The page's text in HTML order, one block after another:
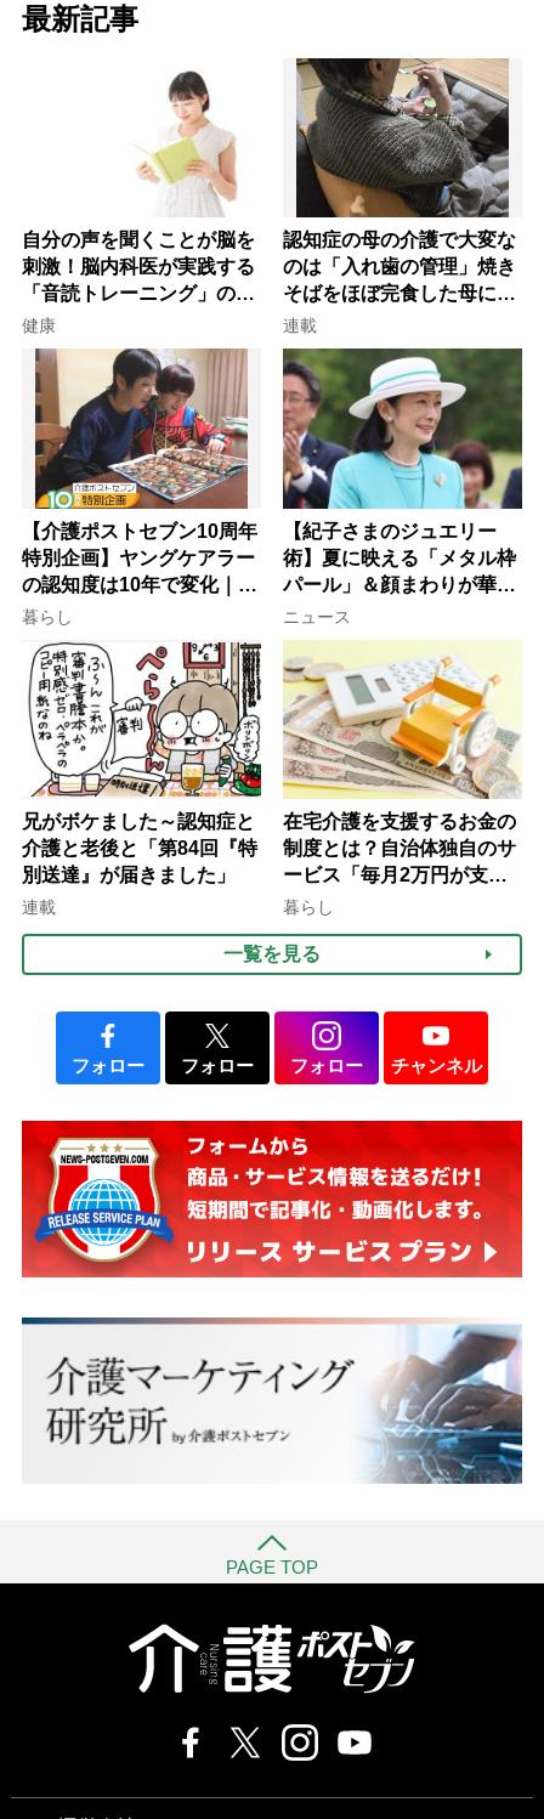
最新記事
自分の声を聞くことが脳を
刺激！脳内科医が実践する
「音読トレーニング」の極
意
健康
認知症の母の介護で大変な
のは「入れ歯の管理」焼き
そばをほぼ完食した母に息
子が血の気が引いた理由
連載
【介護ポストセブン10周年
特別企画】ヤングケアラー
の認知度は10年で変化｜流
行語大賞にノミネート、法
律にも明記されたが果たし
て現在は？
暮らし
【紀子さまのジュエリー
術】夏に映える「メタル枠
パール」＆顔まわりが華や
ぐ「揺れる一粒」の使い分
け方
ニュース
兄がボケました～認知症と
介護と老後と「第84回『特
別送達』が届きました」
連載
在宅介護を支援するお金の
制度とは？自治体独自のサ
ービス「毎月2万円が支給
される」ケースも【FP解
暮らし
一覧を見る
フォロー フォロー フォロー チャンネル
PAGE TOP